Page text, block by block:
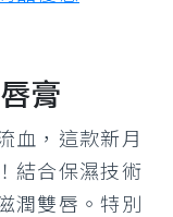
膏
血，這款新月
結合保濕技術
潤雙唇。特別